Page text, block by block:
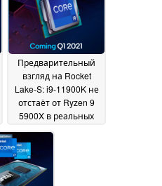
Предварительный
взгляд на Rocket
Lake-S: i9-11900K не
отстаёт от Ryzen 9
5900X в реальных
играх12 January 2021